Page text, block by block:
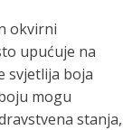
okvirni
upućuje na
svjetlija boja
mogu
stanja,